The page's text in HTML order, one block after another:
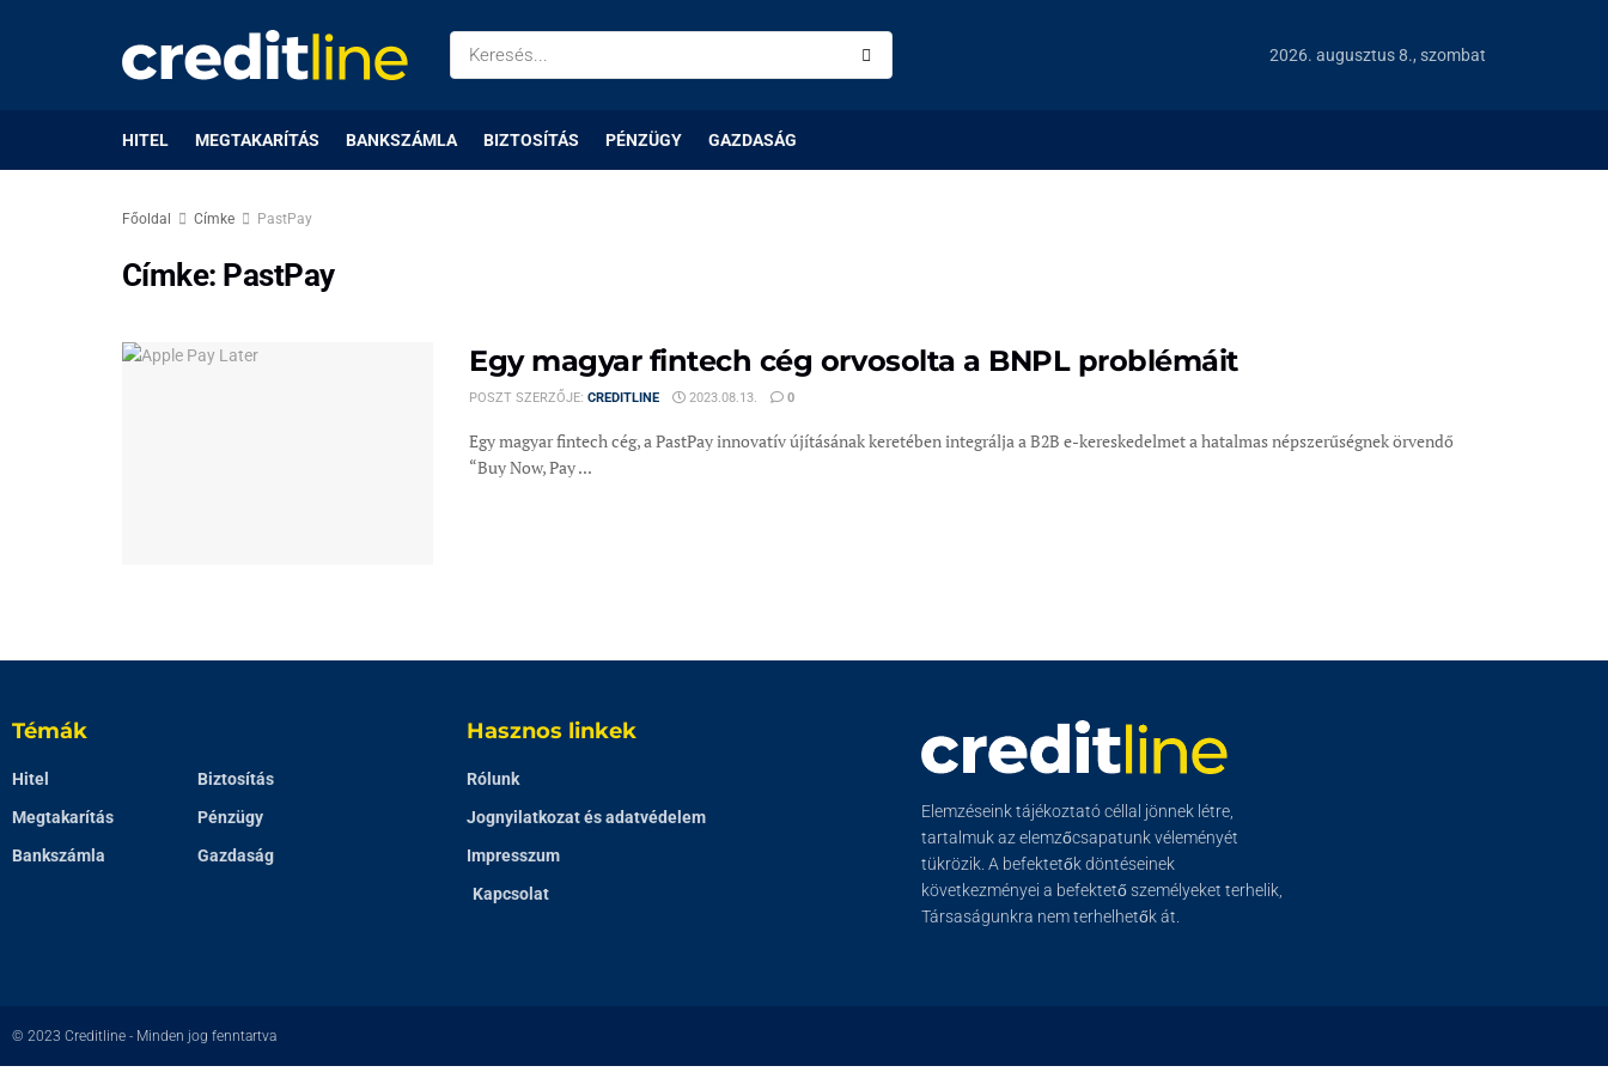
2026. augusztus 8., szombat
HITEL MEGTAKARÍTÁS BANKSZÁMLA BIZTOSÍTÁS PÉNZÜGY GAZDASÁG
Főoldal Címke PastPay
Címke: PastPay
Egy magyar fintech cég orvosolta a BNPL problémáit
POSZT SZERZŐJE: CREDITLINE 2023.08.13. 0
Egy magyar fintech cég, a PastPay innovatív újításának keretében integrálja a B2B e-kereskedelmet a hatalmas népszerűségnek örvendő
“Buy Now, Pay ...
Témák
Hitel
Megtakarítás
Bankszámla
Biztosítás
Pénzügy
Gazdaság
Hasznos linkek
Rólunk
Jognyilatkozat és adatvédelem
Impresszum
Kapcsolat
Elemzéseink tájékoztató céllal jönnek létre,
tartalmuk az elemzőcsapatunk véleményét
tükrözik. A befektetők döntéseinek
következményei a befektető személyeket terhelik,
Társaságunkra nem terhelhetők át.
© 2023 Creditline - Minden jog fenntartva